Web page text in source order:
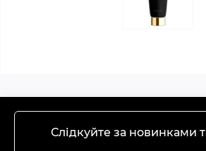
Слідкуйте за новинками